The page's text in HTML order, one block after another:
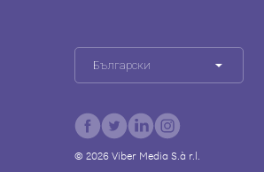
Български
© 2026Viber Media S.à r.l.